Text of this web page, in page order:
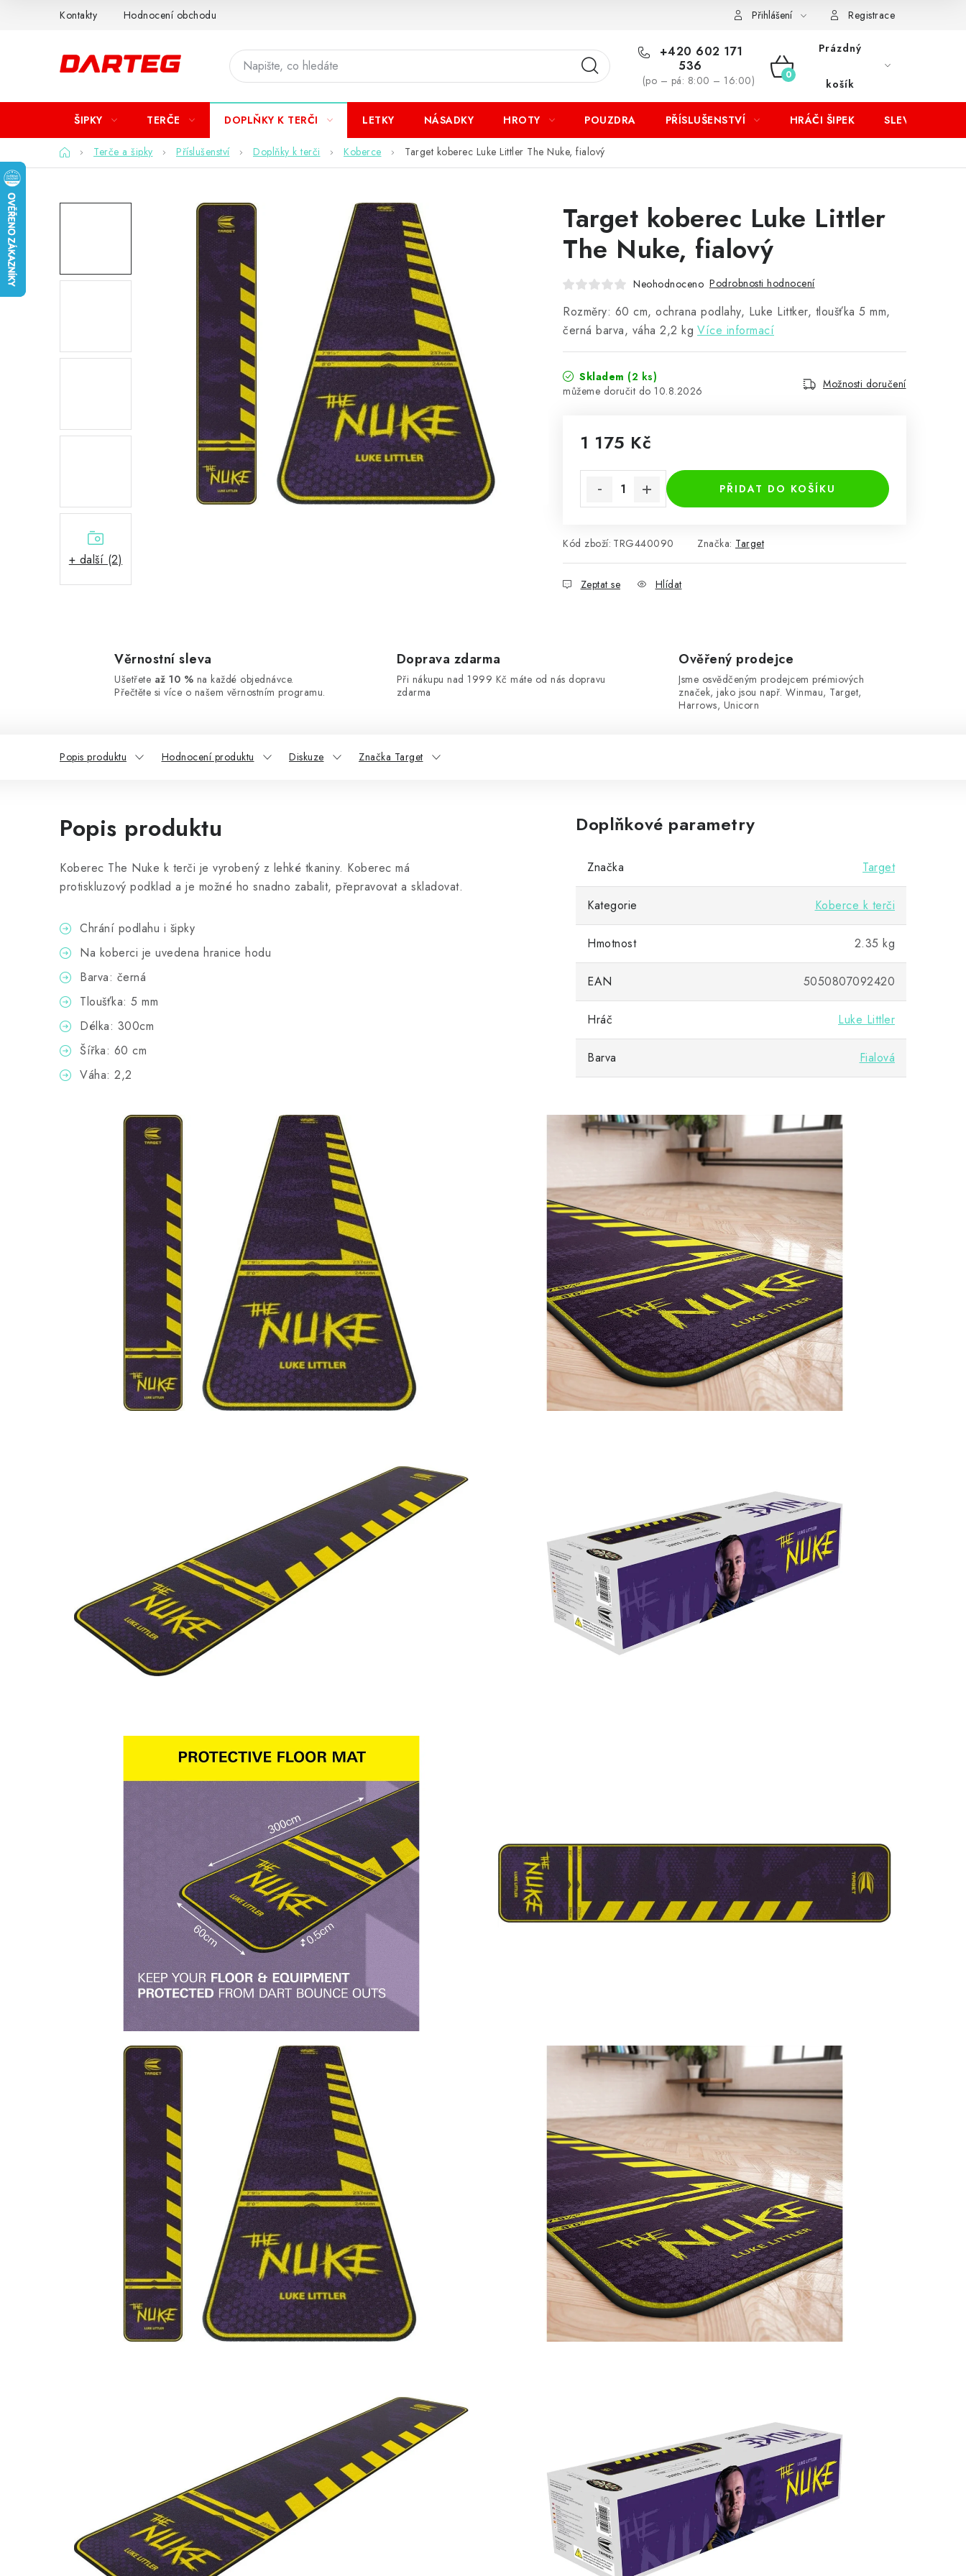
Kontakty Hodnocení obchodu Přihlášení Registrace
+420 602 171
536
(po – pá: 8:00 – 16:00)
NÁKUPNÍ
KOŠÍK
Prázdný
košík
ŠIPKY TERČE DOPLŇKY K TERČI LETKY NÁSADKY HROTY POUZDRA PŘÍSLUŠENSTVÍ HRÁČI ŠIPEK SLEVY
DomůTerče a šipky Příslušenství Doplňky k terči Koberce Target koberec Luke Littler The Nuke, fialový
+ další (2)
Target koberec Luke Littler
The Nuke, fialový
Neohodnoceno Podrobnosti hodnocení
Rozměry: 60 cm, ochrana podlahy, Luke Littker, tloušťka 5 mm,
černá barva, váha 2,2 kg Více informací
Skladem (2 ks)
10.8.2026
Možnosti doručení
1 175 Kč
PŘIDAT DO KOŠÍKU
Kód zboží: TRG440090 Značka: Target
Zeptat se Hlídat
Věrnostní sleva
Ušetřete až 10 % na každé objednávce.
Přečtěte si více o našem věrnostním programu.
Doprava zdarma
Při nákupu nad 1999 Kč máte od nás dopravu
zdarma
Ověřený prodejce
Jsme osvědčeným prodejcem prémiových
značek, jako jsou např. Winmau, Target,
Harrows, Unicorn
Popis produktu Hodnocení produktu Diskuze Značka Target
Popis produktu
Koberec The Nuke k terči je vyrobený z lehké tkaniny. Koberec má
protiskluzový podklad a je možné ho snadno zabalit, přepravovat a skladovat.
Chrání podlahu i šipky
Na koberci je uvedena hranice hodu
Barva: černá
Tloušťka: 5 mm
Délka: 300cm
Šířka: 60 cm
Váha: 2,2
Doplňkové parametry
Značka Target
Kategorie Koberce k terči
Hmotnost 2.35 kg
EAN 5050807092420
Hráč Luke Littler
Barva Fialová